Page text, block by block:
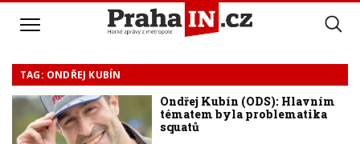
TAG: ONDŘEJ KUBÍN
Ondřej Kubín (ODS): Hlavním
tématem byla problematika
squatů